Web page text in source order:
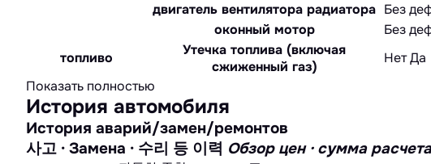
двигатель вентилятора радиатора Без
оконный мотор
Без
топливо
Утечка топлива (включая
сжиженный газ)
НетДа
Показать полностью
История автомобиля
История аварий/замен/ремонтов
사고 · Замена · 수리 등 이력 Обзор цен · сумма